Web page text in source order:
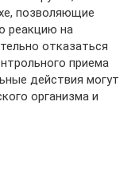
позволяющие
реакцию на
отказаться
приема
действия могут
организма и